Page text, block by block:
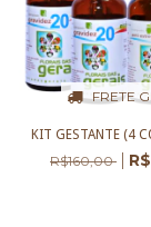
FRETE
KIT GESTANTE (4
R$160,00